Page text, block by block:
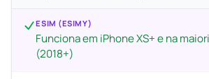
ESIM (ESIMY)
Funciona em iPhone XS+ e na
(2018+)